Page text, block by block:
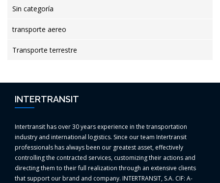
Sin categoría
transporte aereo
Transporte terrestre
INTERTRANSIT
Intertransit has over 30 years experience in the transportation
industry and international logistics. Since our team Intertransit
professionals has always been our greatest asset, effectively
controlling the contracted services, customizing their actions and
directing them to their full realization through an extensive clients
that support our brand and company. INTERTRANSIT, S.A. CIF: A-